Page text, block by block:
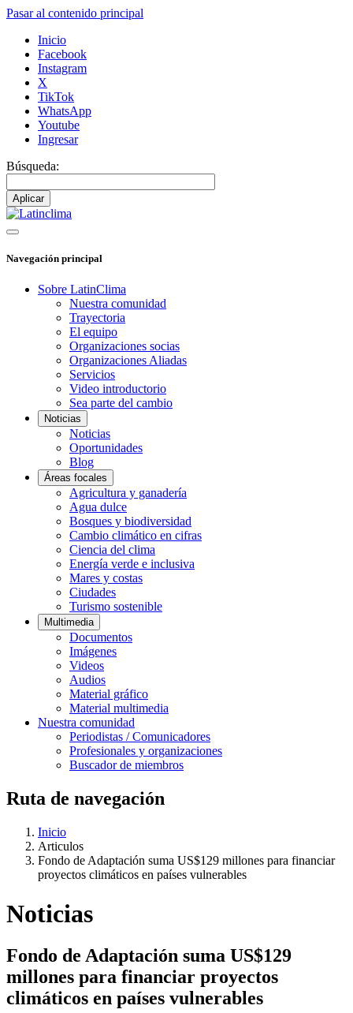
Pasar al contenido principal
Inicio
Facebook
Instagram
X
TikTok
WhatsApp
Youtube
Ingresar
Búsqueda:
Navegación principal
Sobre LatinClima
Nuestra comunidad
Trayectoria
El equipo
Organizaciones socias
Organizaciones Aliadas
Servicios
Video introductorio
Sea parte del cambio
Noticias
Noticias
Oportunidades
Blog
Áreas focales
Agricultura y ganadería
Agua dulce
Bosques y biodiversidad
Cambio climático en cifras
Ciencia del clima
Energía verde e inclusiva
Mares y costas
Ciudades
Turismo sostenible
Multimedia
Documentos
Imágenes
Videos
Audios
Material gráfico
Material multimedia
Nuestra comunidad
Periodistas / Comunicadores
Profesionales y organizaciones
Buscador de miembros
Ruta de navegación
Inicio
Articulos
Fondo de Adaptación suma US$129 millones para financiar
proyectos climáticos en países vulnerables
Noticias
Fondo de Adaptación suma US$129
millones para financiar proyectos
climáticos en países vulnerables